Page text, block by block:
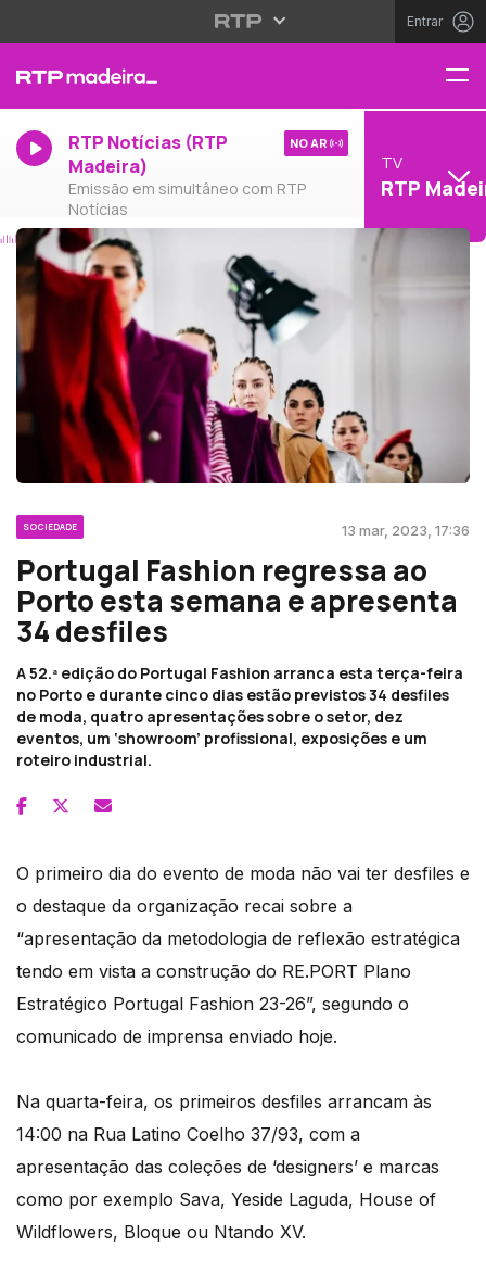
Entrar
RTP Notícias (RTP
Madeira)
Emissão em simultâneo com RTP
Notícias
NO AR
TV
RTP
SOCIEDADE 13 mar, 2023, 17:36
Portugal Fashion regressa ao
Porto esta semana e apresenta
34 desfiles
A 52.ª edição do Portugal Fashion arranca esta terça-feira
no Porto e durante cinco dias estão previstos 34 desfiles
de moda, quatro apresentações sobre o setor, dez
eventos, um ‘showroom’ profissional, exposições e um
roteiro industrial.
O primeiro dia do evento de moda não vai ter desfiles e
o destaque da organização recai sobre a
“apresentação da metodologia de reflexão estratégica
tendo em vista a construção do RE.PORT Plano
Estratégico Portugal Fashion 23-26”, segundo o
comunicado de imprensa enviado hoje.
Na quarta-feira, os primeiros desfiles arrancam às
14:00 na Rua Latino Coelho 37/93, com a
apresentação das coleções de ‘designers’ e marcas
como por exemplo Sava, Yeside Laguda, House of
Wildflowers, Bloque ou Ntando XV.